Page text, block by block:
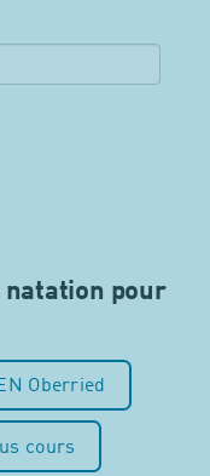
natation pour
Oberried
cours